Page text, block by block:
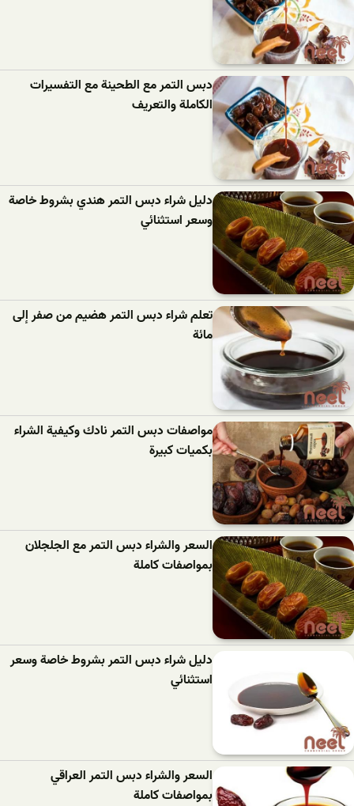
دبس التمر مع الطحينة مع التفسيرات
الكاملة والتعريف
دليل شراء دبس التمر هندي بشروط خاصة
وسعر استثنائي
تعلم شراء دبس التمر هضيم من صفر إلى
مائة
مواصفات دبس التمر نادك وكيفية الشراء
بكميات كبيرة
السعر والشراء دبس التمر مع الجلجلان
بمواصفات كاملة
دليل شراء دبس التمر بشروط خاصة وسعر
استثنائي
السعر والشراء دبس التمر العراقي
بمواصفات كاملة